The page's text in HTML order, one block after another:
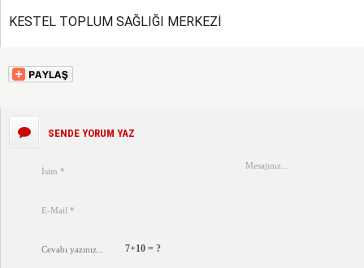
KESTEL TOPLUM SAĞLIĞI MERKEZİ
SENDE YORUM YAZ
7+10 = ?